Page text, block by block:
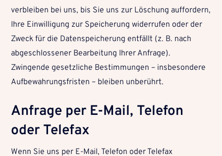
verbleiben bei uns, bis Sie uns zur Löschung auffordern,
Ihre Einwilligung zur Speicherung widerrufen oder der
Zweck für die Datenspeicherung entfällt (z. B. nach
abgeschlossener Bearbeitung Ihrer Anfrage).
Zwingende gesetzliche Bestimmungen – insbesondere
Aufbewahrungsfristen – bleiben unberührt.
Anfrage per E-Mail, Telefon
oder Telefax
Wenn Sie uns per E-Mail, Telefon oder Telefax